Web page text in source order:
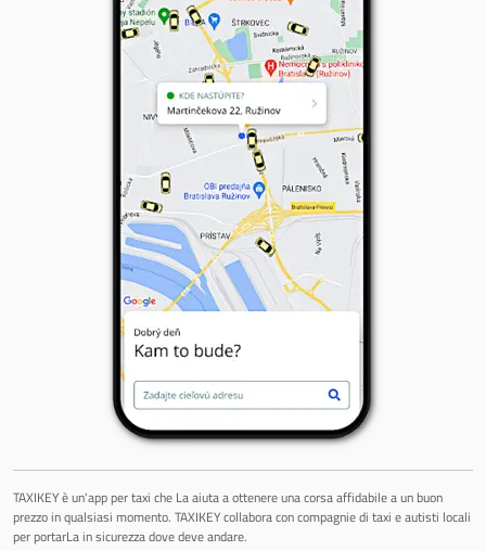
TAXIKEY è un'app per taxi che La aiuta a ottenere una corsa affidabile a un buon
prezzo in qualsiasi momento. TAXIKEY collabora con compagnie di taxi e autisti locali
per portarLa in sicurezza dove deve andare.